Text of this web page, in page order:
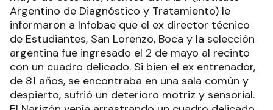
Argentino de Diagnóstico y Tratamiento) le
informaron a Infobae que el ex director técnico
de Estudiantes, San Lorenzo, Boca y la selección
argentina fue ingresado el 2 de mayo al recinto
con un cuadro delicado. Si bien el ex entrenador,
de 81 años, se encontraba en una sala común y
despierto, sufrió un deterioro motriz y sensorial.